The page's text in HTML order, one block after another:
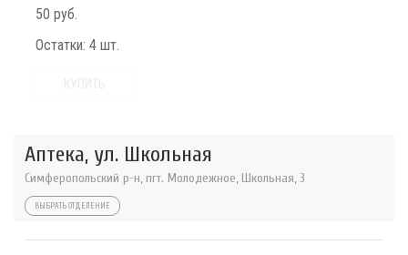
50 руб.
Остатки: 4 шт.
Аптека, ул. Школьная
Симферопольский р-н, пгт. Молодежное, Школьная, 3
ВЫБРАТЬ ОТДЕЛЕНИЕ